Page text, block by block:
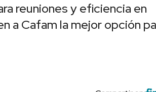
reuniones y eficiencia en
a Cafam la mejor opción